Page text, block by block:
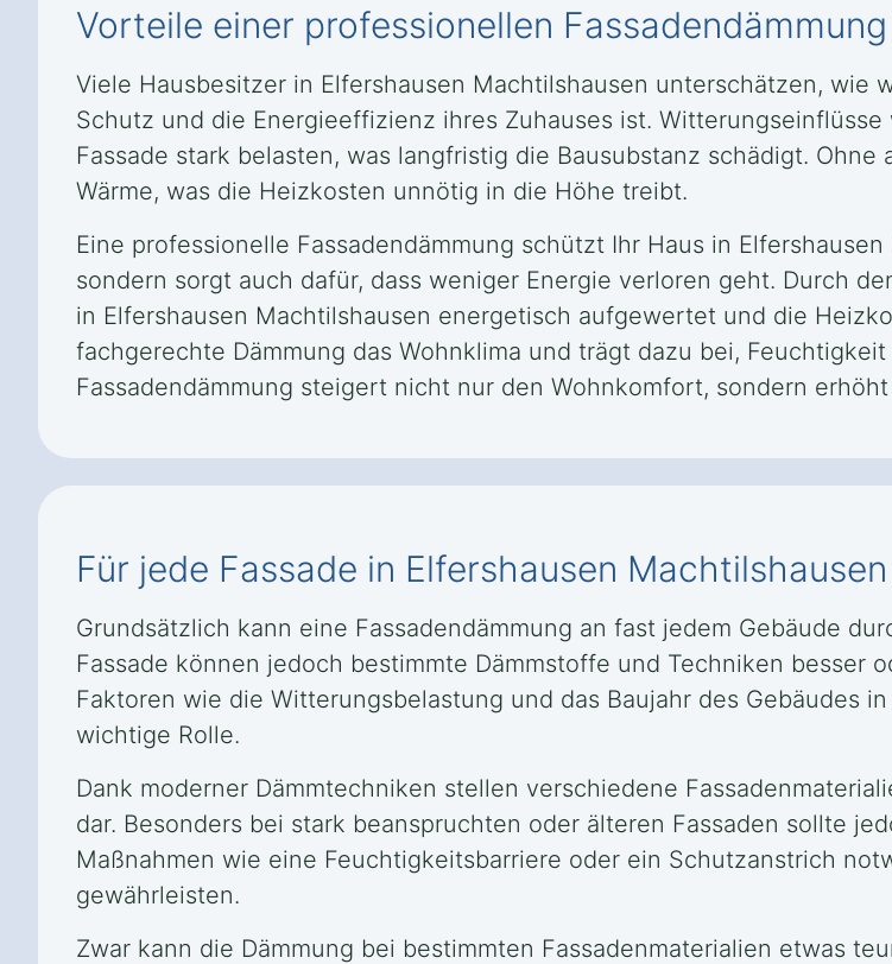
Vorteile einer professionellen
Viele Hausbesitzer in Elfershausen Machtilshausen unterschätzen, wie
Schutz und die Energieeffizienz ihres Zuhauses ist.
Fassade stark belasten, was langfristig die Bausubstanz schädigt.
Wärme, was die Heizkosten unnötig in die Höhe treibt.
Eine professionelle Fassadendämmung schützt Ihr Haus in
sondern sorgt auch dafür, dass weniger Energie verloren geht. Durch
in Elfershausen Machtilshausen energetisch aufgewertet und die
fachgerechte Dämmung das Wohnklima und trägt dazu bei,
Fassadendämmung steigert nicht nur den Wohnkomfort, sondern
Für jede Fassade in Elfershausen
Grundsätzlich kann eine Fassadendämmung an fast jedem Gebäude
Fassade können jedoch bestimmte Dämmstoffe und Techniken besser
Faktoren wie die Witterungsbelastung und das Baujahr des Gebäudes
wichtige Rolle.
Dank moderner Dämmtechniken stellen verschiedene
dar. Besonders bei stark beanspruchten oder älteren Fassaden sollte
Maßnahmen wie eine Feuchtigkeitsbarriere oder ein Schutzanstrich
gewährleisten.
Zwar kann die Dämmung bei bestimmten Fassadenmaterialien etwas